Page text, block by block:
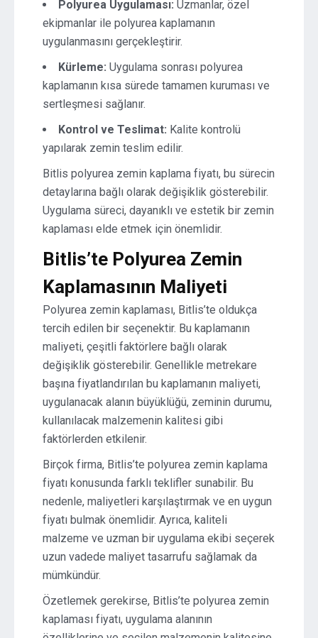
Polyurea Uygulaması: Uzmanlar, özel
ekipmanlar ile polyurea kaplamanın
uygulanmasını gerçekleştirir.
Kürleme: Uygulama sonrası polyurea
kaplamanın kısa sürede tamamen kuruması ve
sertleşmesi sağlanır.
Kontrol ve Teslimat: Kalite kontrolü
yapılarak zemin teslim edilir.
Bitlis polyurea zemin kaplama fiyatı, bu sürecin
detaylarına bağlı olarak değişiklik gösterebilir.
Uygulama süreci, dayanıklı ve estetik bir zemin
kaplaması elde etmek için önemlidir.
Bitlis’te Polyurea Zemin
Kaplamasının Maliyeti
Polyurea zemin kaplaması, Bitlis’te oldukça
tercih edilen bir seçenektir. Bu kaplamanın
maliyeti, çeşitli faktörlere bağlı olarak
değişiklik gösterebilir. Genellikle metrekare
başına fiyatlandırılan bu kaplamanın maliyeti,
uygulanacak alanın büyüklüğü, zeminin durumu,
kullanılacak malzemenin kalitesi gibi
faktörlerden etkilenir.
Birçok firma, Bitlis’te polyurea zemin kaplama
fiyatı konusunda farklı teklifler sunabilir. Bu
nedenle, maliyetleri karşılaştırmak ve en uygun
fiyatı bulmak önemlidir. Ayrıca, kaliteli
malzeme ve uzman bir uygulama ekibi seçerek
uzun vadede maliyet tasarrufu sağlamak da
mümkündür.
Özetlemek gerekirse, Bitlis’te polyurea zemin
kaplaması fiyatı, uygulama alanının